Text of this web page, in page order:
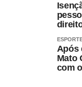
Elizeu Nascimento
Flaviane do
Neles do Operário
Regina Ferraz
Riene Enfermeira
Após
Mato
com